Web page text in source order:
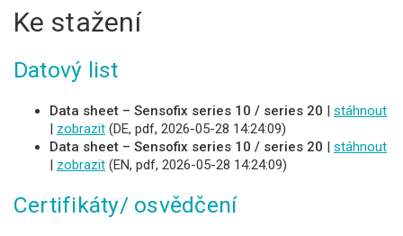
Ke stažení
Datový list
Data sheet – Sensofix series 10 / series 20 | stáhnout
| zobrazit (DE, pdf, 2026-05-28 14:24:09)
Data sheet – Sensofix series 10 / series 20 | stáhnout
| zobrazit (EN, pdf, 2026-05-28 14:24:09)
Certifikáty/ osvědčení